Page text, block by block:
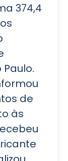
374,4
de
às